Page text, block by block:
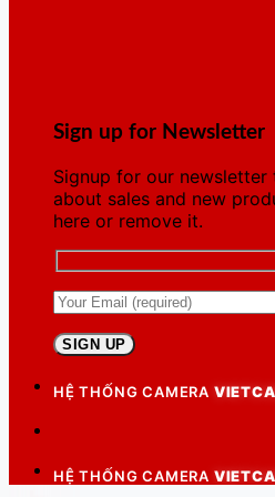
Sign up for Newsletter
Signup for our
about sales and new
here or remove it.
HỆ THỐNG CAMERA
HỆ THỐNG CAMERA